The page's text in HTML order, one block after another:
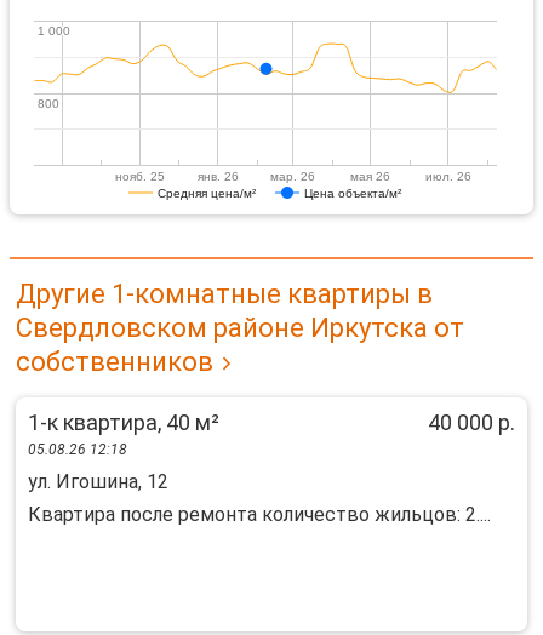
Средняя цена/м² Цена объекта/м²
нояб. 25 янв. 26 мар. 26 мая 26 июл. 26
800
800
1 000
1 000
Другие 1-комнатные квартиры в
Свердловском районе Иркутска от
собственников
1-к квартира, 40 м² 40 000 р.
05.08.26 12:18
ул. Игошина, 12
Квартира после ремонта количество жильцов: 2....